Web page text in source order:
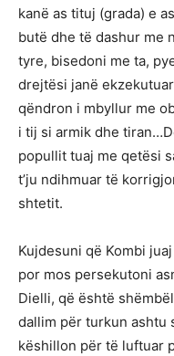
kanë as tituj (grada) e
butë dhe të dashur me
tyre, bisedoni me ta,
drejtësi janë
qëndron i mbyllur me
i tij si armik dhe
popullit tuaj me qetësi
t’ju ndihmuar të
shtetit.
Kujdesuni që Kombi
por mos persekutoni
Dielli, që është
dallim për turkun ashtu
këshillon për të luftuar